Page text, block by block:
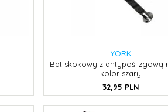
YORK
Bat skokowy z antypoślizgową
kolor szary
32,95 PLN